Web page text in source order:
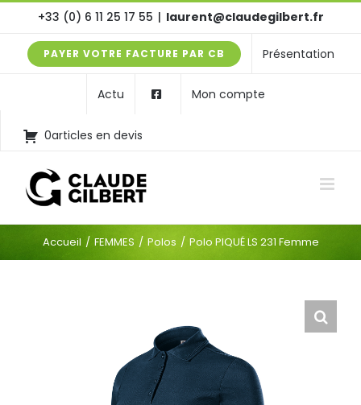
contenu
+33 (0) 6 11 25 17 55 | laurent@claudegilbert.fr
PAYER VOTRE FACTURE PAR CB Présentation
Actu
0articles en devis
Mon compte
Accueil FEMMES Polos Polo PIQUÉ LS 231 Femme